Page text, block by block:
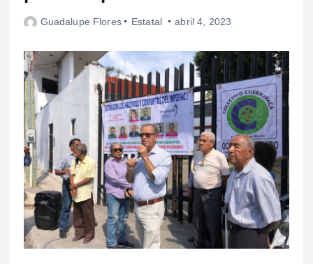
Guadalupe Flores Estatal abril 4, 2023